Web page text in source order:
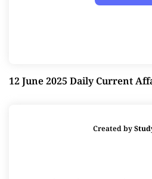
12 June 2025 Daily Current
Created by